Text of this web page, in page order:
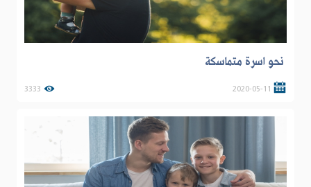
نحو اسرة متماسكة
2020-05-11
3333